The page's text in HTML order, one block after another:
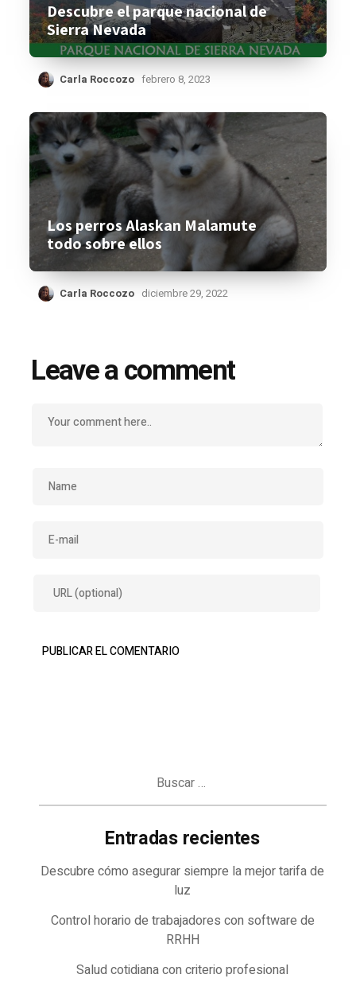
Descubre el parque nacional de
Sierra Nevada
Carla Roccozo febrero 8, 2023
Los perros Alaskan Malamute
todo sobre ellos
Carla Roccozo diciembre 29, 2022
Leave a comment
Entradas recientes
Descubre cómo asegurar siempre la mejor tarifa de
luz
Control horario de trabajadores con software de
RRHH
Salud cotidiana con criterio profesional